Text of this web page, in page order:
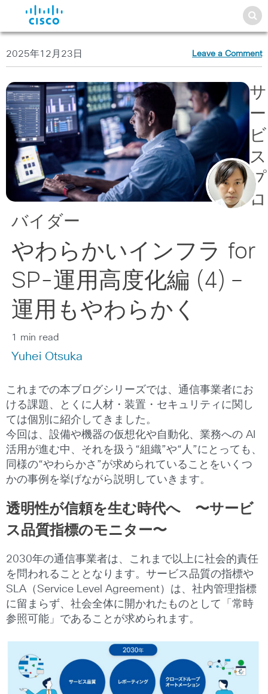
2025年12月23日 Leave a Comment
サ
ー
ビ
ス
プ
ロ
バイダー
やわらかいインフラ for
SP-運用高度化編 (4) –
運用もやわらかく
1 min read
Yuhei Otsuka
これまでの本ブログシリーズでは、通信事業者にお
ける課題、とくに人材・装置・セキュリティに関し
ては個別に紹介してきました。
今回は、設備や機器の仮想化や自動化、業務への AI
活用が進む中、それを扱う“組織”や“人”にとっても、
同様の“やわらかさ”が求められていることをいくつ
かの事例を挙げながら説明していきます。
透明性が信頼を生む時代へ 〜サービ
ス品質指標のモニター〜
2030年の通信事業者は、これまで以上に社会的責任
を問われることとなります。サービス品質の指標や
SLA（Service Level Agreement）は、社内管理指標
に留まらず、社会全体に開かれたものとして「常時
参照可能」であることが求められます。